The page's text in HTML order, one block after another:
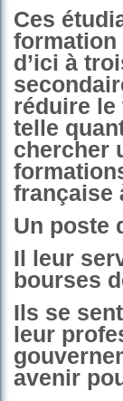
Ces
formation
d’ici à
réduire le
telle
chercher
française
Un poste
Il leur
bourses
Ils se
leur
avenir